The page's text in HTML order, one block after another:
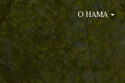
О НАМА